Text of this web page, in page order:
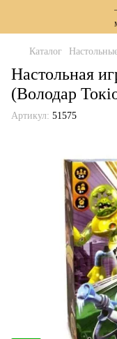
Каталог
Настольная
(Володар
Артикул: 51575